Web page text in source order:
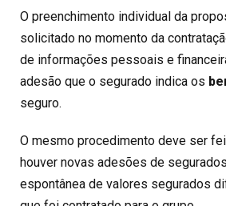
O preenchimento individual da
solicitado no momento da
de informações pessoais e
adesão que o segurado indica os
seguro.
O mesmo procedimento deve ser
houver novas adesões de
espontânea de valores segurados